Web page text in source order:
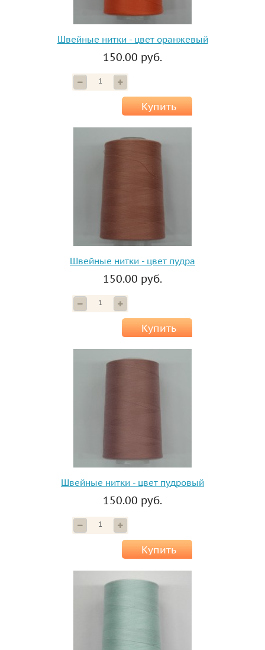
Швейные нитки - цвет оранжевый
150.00 руб.
Купить
Швейные нитки - цвет пудра
150.00 руб.
Купить
Швейные нитки - цвет пудровый
150.00 руб.
Купить